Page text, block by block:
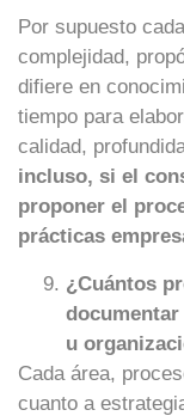
Por supuesto
complejidad,
difiere en
tiempo para
calidad,
incluso, si el
proponer el
prácticas
¿Cuántos
documentar
u
Cada área,
cuanto a